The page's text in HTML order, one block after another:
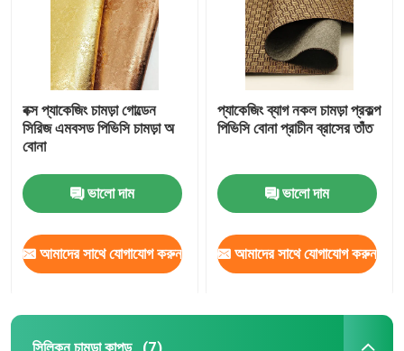
বক্স প্যাকেজিং চামড়া গোল্ডেন
সিরিজ এমবসড পিভিসি চামড়া অ
বোনা
ভালো দাম
আমাদের সাথে যোগাযোগ করুন
প্যাকেজিং ব্যাগ নকল চামড়া প্রকল্প
পিভিসি বোনা প্রাচীন ব্রাসের তাঁত
ভালো দাম
আমাদের সাথে যোগাযোগ করুন
সিলিকন চামড়া কাপড়